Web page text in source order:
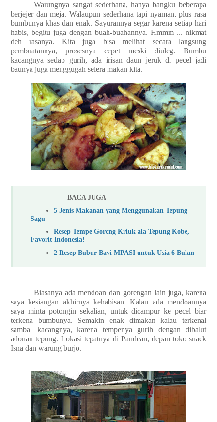
Warungnya sangat sederhana, hanya bangku beberapa
berjejer dan meja. Walaupun sederhana tapi nyaman, plus rasa
bumbunya khas dan enak. Sayurannya segar karena setiap hari
habis, begitu juga dengan buah-buahannya. Hmmm ... nikmat
deh rasanya. Kita juga bisa melihat secara langsung
pembuatannya, prosesnya cepet meski diuleg. Bumbu
kacangnya sedap gurih, ada irisan daun jeruk di pecel jadi
baunya juga menggugah selera makan kita.
BACA JUGA
5 Jenis Makanan yang Menggunakan Tepung
Sagu
Resep Tempe Goreng Kriuk ala Tepung Kobe,
Favorit Indonesia!
2 Resep Bubur Bayi MPASI untuk Usia 6 Bulan
Biasanya ada mendoan dan gorengan lain juga, karena
saya kesiangan akhirnya kehabisan. Kalau ada mendoannya
saya minta potongin sekalian, untuk dicampur ke pecel biar
terkena bumbunya. Semakin enak dimakan kalau terkenal
sambal kacangnya, karena tempenya gurih dengan dibalut
adonan tepung. Lokasi tepatnya di Pandean, depan toko snack
Isna dan warung burjo.